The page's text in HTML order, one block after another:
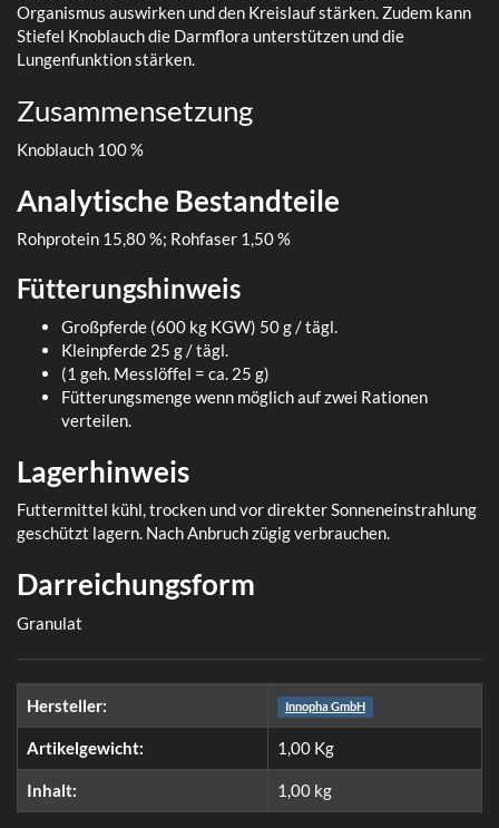
Organismus auswirken und den Kreislauf stärken. Zudem kann
Stiefel Knoblauch die Darmflora unterstützen und die
Lungenfunktion stärken.
Zusammensetzung
Knoblauch 100 %
Analytische Bestandteile
Rohprotein 15,80 %; Rohfaser 1,50 %
Fütterungshinweis
Großpferde (600 kg KGW) 50 g / tägl.
Kleinpferde 25 g / tägl.
(1 geh. Messlöffel = ca. 25 g)
Fütterungsmenge wenn möglich auf zwei Rationen
verteilen.
Lagerhinweis
Futtermittel kühl, trocken und vor direkter Sonneneinstrahlung
geschützt lagern. Nach Anbruch zügig verbrauchen.
Darreichungsform
Granulat
Hersteller: Innopha GmbH
Artikelgewicht: 1,00 Kg
Inhalt: 1,00 kg